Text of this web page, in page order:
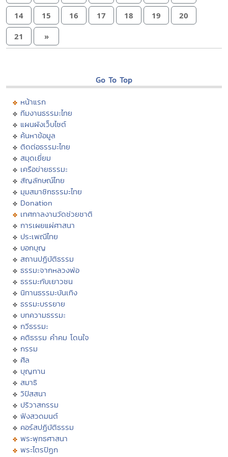
14 15 16 17 18 19 20
21 »
Go To Top
หน้าแรก
ทีมงานธรรมะไทย
แผนผังเว็บไซต์
ค้นหาข้อมูล
ติดต่อธรรมะไทย
สมุดเยี่ยม
เครือข่ายธรรมะ
สัญลักษณ์ไทย
มุมสมาชิกธรรมะไทย
Donation
เทศกาลงานวัดช่วยชาติ
การเผยแผ่ศาสนา
ประเพณีไทย
บอกบุญ
สถานปฏิบัติธรรม
ธรรมะจากหลวงพ่อ
ธรรมะกับเยาวชน
นิทานธรรมะบันเทิง
ธรรมะบรรยาย
บทความธรรมะ
กวีธรรมะ
คติธรรม คำคม โดนใจ
กรรม
ศีล
บุญทาน
สมาธิ
วิปัสสนา
ปริวาสกรรม
ฟังสวดมนต์
คอร์สปฏิบัติธรรม
พระพุทธศาสนา
พระไตรปิฏก